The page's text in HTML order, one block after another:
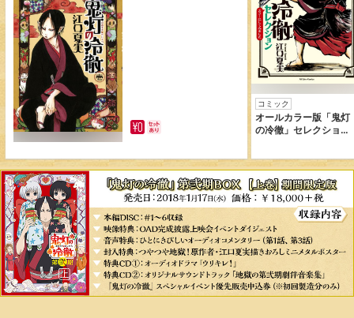
コミック
オールカラー版「鬼灯
の冷徹」セレクショ
してみました～